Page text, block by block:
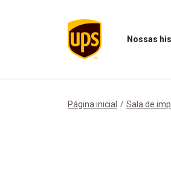
Nossas
Página inicial Sala de